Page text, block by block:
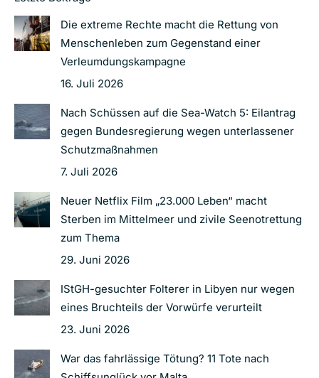
Die extreme Rechte macht die Rettung von
Menschenleben zum Gegenstand einer
Verleumdungskampagne
16. Juli 2026
Nach Schüssen auf die Sea-Watch 5: Eilantrag
gegen Bundesregierung wegen unterlassener
Schutzmaßnahmen
7. Juli 2026
Neuer Netflix Film „23.000 Leben“ macht
Sterben im Mittelmeer und zivile Seenotrettung
zum Thema
29. Juni 2026
IStGH-gesuchter Folterer in Libyen nur wegen
eines Bruchteils der Vorwürfe verurteilt
23. Juni 2026
War das fahrlässige Tötung? 11 Tote nach